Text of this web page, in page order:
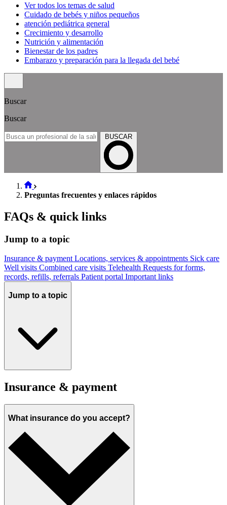
Ver todos los temas de salud
Cuidado de bebés y niños pequeños
atención pediátrica general
Crecimiento y desarrollo
Nutrición y alimentación
Bienestar de los padres
Embarazo y preparación para la llegada del bebé
Buscar
Buscar
BUSCAR
Preguntas frecuentes y enlaces rápidos
FAQs & quick links
Jump to a topic
Insurance & payment Locations, services & appointments Sick care
Well visits Combined care visits Telehealth Requests for forms,
records, refills, referrals Patient portal Important links
Jump to a topic
Insurance & payment
What insurance do you accept?